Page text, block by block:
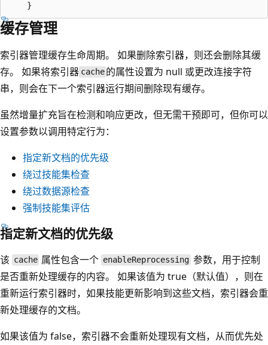
缓存管理
索引器管理缓存生命周期。 如果删除索引器，则还会删除其缓
存。 如果将索引器 cache 的属性设置为 null 或更改连接字符
串，则会在下一个索引器运行期间删除现有缓存。
虽然增量扩充旨在检测和响应更改，但无需干预即可，但你可以
设置参数以调用特定行为：
指定新文档的优先级
绕过技能集检查
绕过数据源检查
强制技能集评估
指定新文档的优先级
该 cache 属性包含一个 enableReprocessing 参数，用于控制
是否重新处理缓存的内容。 如果该值为 true（默认值），则在
重新运行索引器时，如果技能更新影响到这些文档，索引器会重
新处理缓存的文档。
如果该值为 false，索引器不会重新处理现有文档，从而优先处